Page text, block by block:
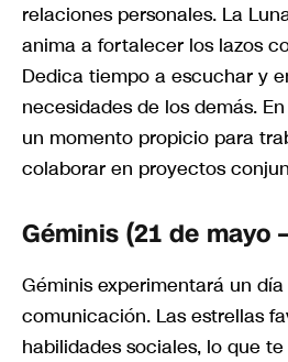
relaciones personales. La
anima a fortalecer los lazos
Dedica tiempo a escuchar y
necesidades de los demás.
un momento propicio para
colaborar en proyectos
Géminis (21 de mayo
Géminis experimentará un
comunicación. Las estrellas
habilidades sociales, lo que